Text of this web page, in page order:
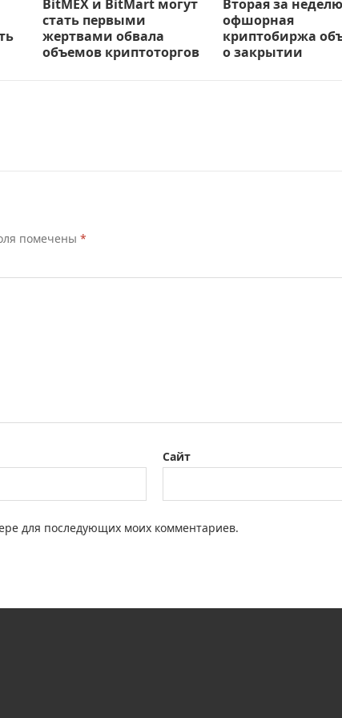
BitMEX и BitMart могут
стать первыми
жертвами обвала
объемов криптоторгов
Вторая за неделю
офшорная
криптобиржа
о закрытии
помечены *
Сайт
для последующих моих комментариев.